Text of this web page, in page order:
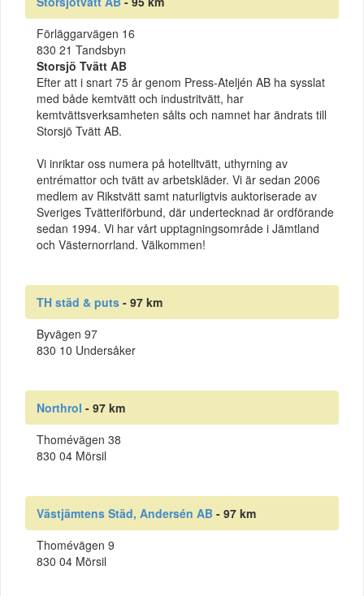
Förläggarvägen 16
830 21 Tandsbyn
Storsjö Tvätt AB
Efter att i snart 75 år genom Press-Ateljén AB ha sysslat
med både kemtvätt och industritvätt, har
kemtvättsverksamheten sålts och namnet har ändrats till
Storsjö Tvätt AB.
Vi inriktar oss numera på hotelltvätt, uthyrning av
entrémattor och tvätt av arbetskläder. Vi är sedan 2006
medlem av Rikstvätt samt naturligtvis auktoriserade av
Sveriges Tvätteriförbund, där undertecknad är ordförande
sedan 1994. Vi har vårt upptagningsområde i Jämtland
och Västernorrland. Välkommen!
TH städ & puts - 97 km
Byvägen 97
830 10 Undersåker
Northrol - 97 km
Thomévägen 38
830 04 Mörsil
Västjämtens Städ, Andersén AB - 97 km
Thomévägen 9
830 04 Mörsil